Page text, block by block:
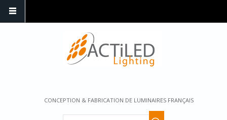
CONCEPTION & FABRICATION DE LUMINAIRES FRANÇAIS